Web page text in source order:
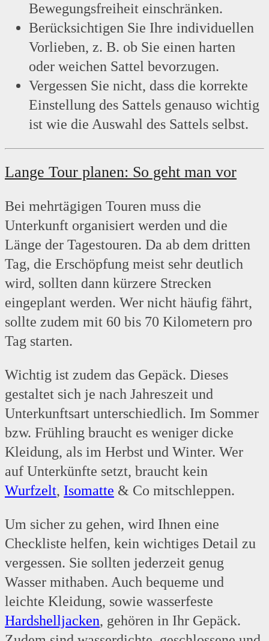
Bewegungsfreiheit einschränken.
Berücksichtigen Sie Ihre individuellen
Vorlieben, z. B. ob Sie einen harten
oder weichen Sattel bevorzugen.
Vergessen Sie nicht, dass die korrekte
Einstellung des Sattels genauso wichtig
ist wie die Auswahl des Sattels selbst.
Lange Tour planen: So geht man vor
Bei mehrtägigen Touren muss die
Unterkunft organisiert werden und die
Länge der Tagestouren. Da ab dem dritten
Tag, die Erschöpfung meist sehr deutlich
wird, sollten dann kürzere Strecken
eingeplant werden. Wer nicht häufig fährt,
sollte zudem mit 60 bis 70 Kilometern pro
Tag starten.
Wichtig ist zudem das Gepäck. Dieses
gestaltet sich je nach Jahreszeit und
Unterkunftsart unterschiedlich. Im Sommer
bzw. Frühling braucht es weniger dicke
Kleidung, als im Herbst und Winter. Wer
auf Unterkünfte setzt, braucht kein
Wurfzelt, Isomatte & Co mitschleppen.
Um sicher zu gehen, wird Ihnen eine
Checkliste helfen, kein wichtiges Detail zu
vergessen. Sie sollten jederzeit genug
Wasser mithaben. Auch bequeme und
leichte Kleidung, sowie wasserfeste
Hardshelljacken, gehören in Ihr Gepäck.